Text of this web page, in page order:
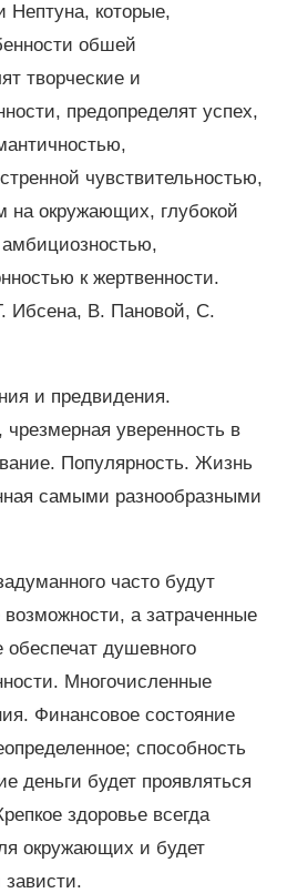
которые,
обшей
творческие и
предопределят успех,
чувствительностью,
на окружающих, глубокой
к жертвенности.
Ибсена, В. Пановой, С.
и предвидения.
уверенность в
Популярность. Жизнь
самыми разнообразными
часто будут
а затраченные
душевного
Многочисленные
Финансовое состояние
способность
деньги будет проявляться
здоровье всегда
окружающих и будет